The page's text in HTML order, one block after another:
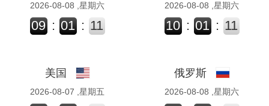
2026-08-08 ,星期六
09 : 01 : 11
2026-08-08 ,星期六
10 : 01 : 11
美国
2026-08-07 ,星期五
俄罗斯
2026-08-08 ,星期六